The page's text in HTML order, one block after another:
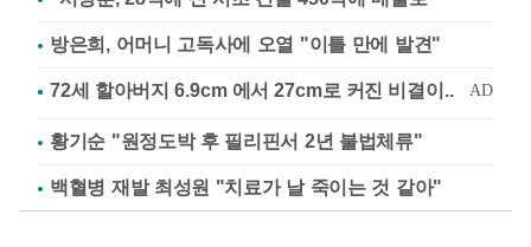
방은희, 어머니 고독사에 오열 "이틀 만에 발견"
황기순 "원정도박 후 필리핀서 2년 불법체류"
백혈병 재발 최성원 "치료가 날 죽이는 것 같아"